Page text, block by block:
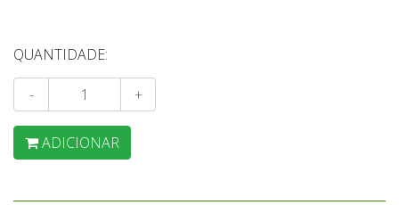
QUANTIDADE:
- +
ADICIONAR